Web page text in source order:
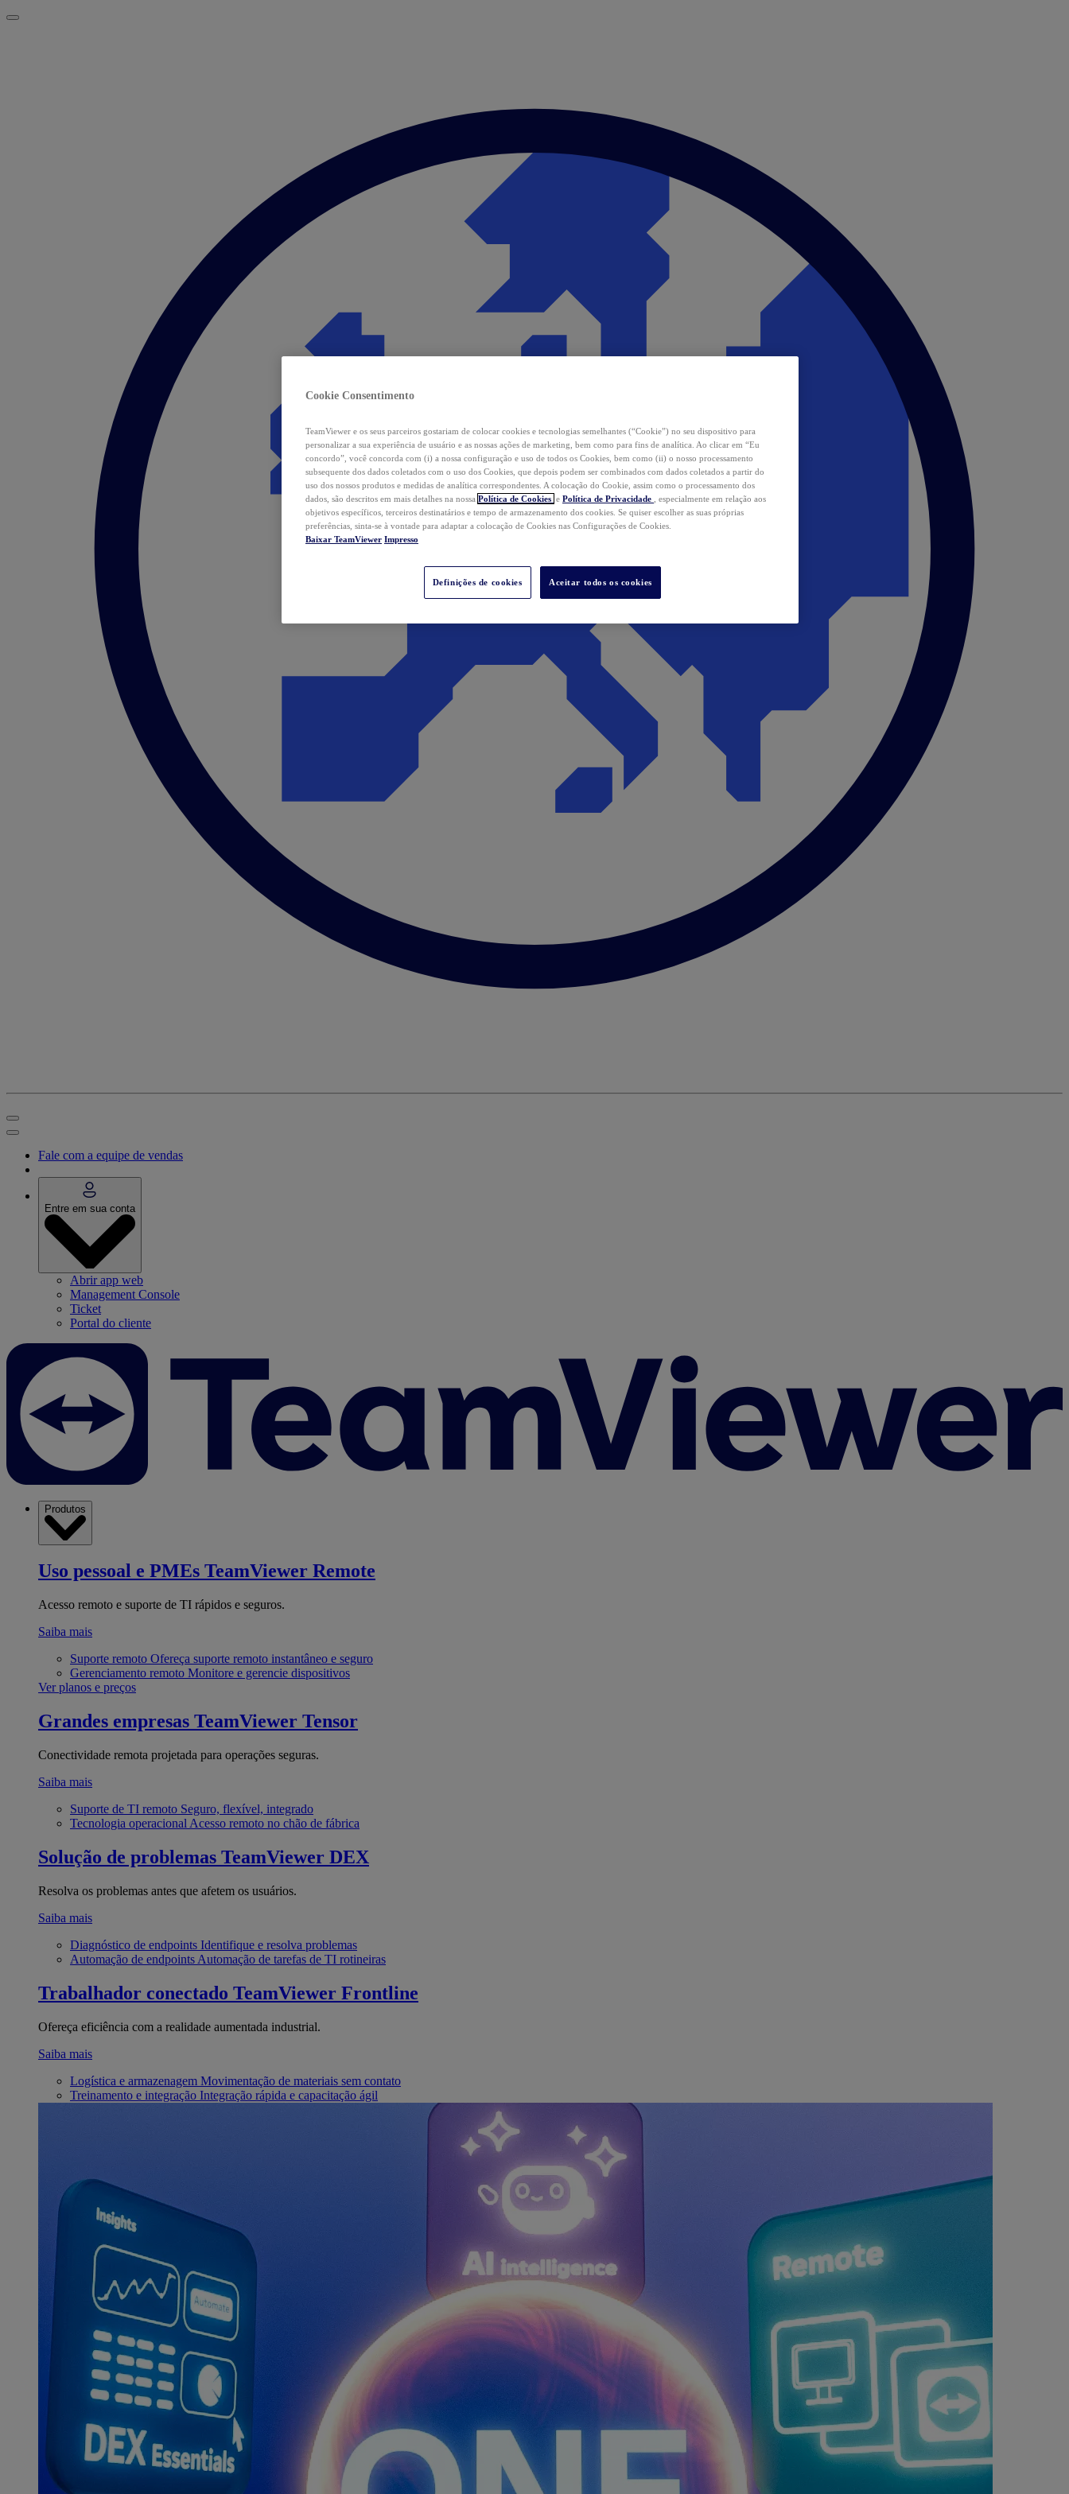
Fale com a equipe de vendas
Entre em sua conta
Abrir app web
Management Console
Ticket
Portal do cliente
Produtos
Uso pessoal e PMEs TeamViewer Remote
Acesso remoto e suporte de TI rápidos e seguros.
Saiba mais
Suporte remoto Ofereça suporte remoto instantâneo e seguro
Gerenciamento remoto Monitore e gerencie dispositivos
Ver planos e preços
Grandes empresas TeamViewer Tensor
Conectividade remota projetada para operações seguras.
Saiba mais
Suporte de TI remoto Seguro, flexível, integrado
Tecnologia operacional Acesso remoto no chão de fábrica
Solução de problemas TeamViewer DEX
Resolva os problemas antes que afetem os usuários.
Saiba mais
Diagnóstico de endpoints Identifique e resolva problemas
Automação de endpoints Automação de tarefas de TI rotineiras
Trabalhador conectado TeamViewer Frontline
Ofereça eficiência com a realidade aumentada industrial.
Saiba mais
Logística e armazenagem Movimentação de materiais sem contato
Treinamento e integração Integração rápida e capacitação ágil
Cookie Consentimento
TeamViewer e os seus parceiros gostariam de colocar cookies e tecnologias semelhantes (“Cookie”) no seu dispositivo para
personalizar a sua experiência de usuário e as nossas ações de marketing, bem como para fins de analítica. Ao clicar em “Eu
concordo”, você concorda com (i) a nossa configuração e uso de todos os Cookies, bem como (ii) o nosso processamento
subsequente dos dados coletados com o uso dos Cookies, que depois podem ser combinados com dados coletados a partir do
uso dos nossos produtos e medidas de analítica correspondentes. A colocação do Cookie, assim como o processamento dos
dados, são descritos em mais detalhes na nossa Política de Cookies e Política de Privacidade
, especialmente em relação aos
objetivos específicos, terceiros destinatários e tempo de armazenamento dos cookies. Se quiser escolher as suas próprias
preferências, sinta-se à vontade para adaptar a colocação de Cookies nas Configurações de Cookies.
Baixar TeamViewer Impresso
Definições de cookies Aceitar todos os cookies